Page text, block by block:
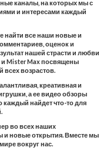
каналы, на которых мы с
и интересами каждый
найти все наши новые и
оценок и
нашей страсти и любви
и Mister Max посвящены
всех возрастов.
креативная и
а ее видео обзоры
каждый найдет что-то для
во всех наших
и новые открытия. Вместе мы
вокруг нас.